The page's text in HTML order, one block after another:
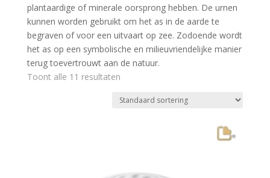
plantaardige of minerale oorsprong hebben. De urnen
kunnen worden gebruikt om het as in de aarde te
begraven of voor een uitvaart op zee. Zodoende wordt
het as op een symbolische en milieuvriendelijke manier
terug toevertrouwt aan de natuur.
Toont alle 11 resultaten